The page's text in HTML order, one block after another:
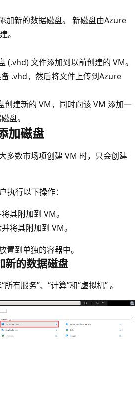
加新的数据磁盘。 新磁盘由Azure
。
(.vhd) 文件添加到以前创建的 VM。
.vhd，然后将文件上传到Azure
创建新的 VM，同时向该 VM 添加一
盘。
加磁盘
多数市场项创建 VM 时，只会创建
执行以下操作：
其附加到 VM。
将其附加到 VM。
置到单独的容器中。
新的数据磁盘
有服务”、“计算”和“虚拟机” 。